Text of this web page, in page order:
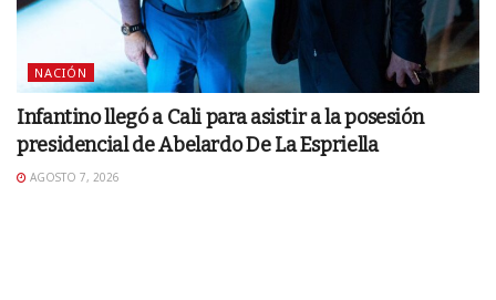
NACIÓN
Infantino llegó a Cali para asistir a la posesión
presidencial de Abelardo De La Espriella
AGOSTO 7, 2026